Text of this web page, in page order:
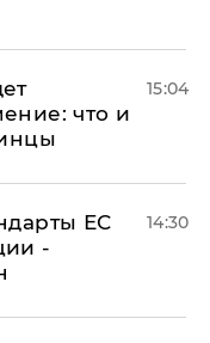
что и
15:04
ЕС
-
14:30